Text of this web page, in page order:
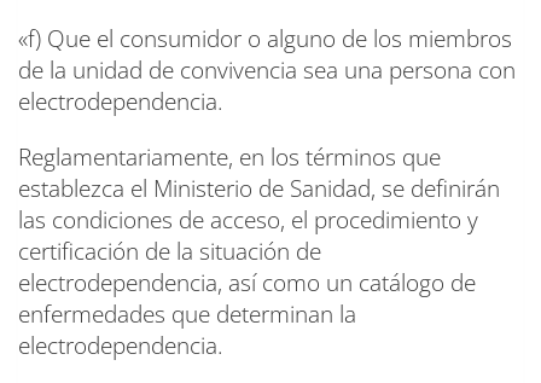
«f) Que el consumidor o alguno de los miembros
de la unidad de convivencia sea una persona con
electrodependencia.
Reglamentariamente, en los términos que
establezca el Ministerio de Sanidad, se definirán
las condiciones de acceso, el procedimiento y
certificación de la situación de
electrodependencia, así como un catálogo de
enfermedades que determinan la
electrodependencia.